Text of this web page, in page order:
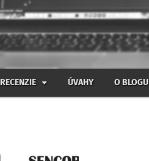
RECENZIE ÚVAHY O BLOGU